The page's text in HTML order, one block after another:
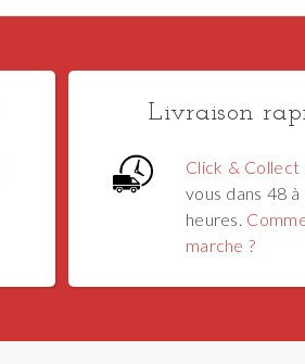
Livraison
Click & Collect
vous dans 48 à
heures.
marche ?